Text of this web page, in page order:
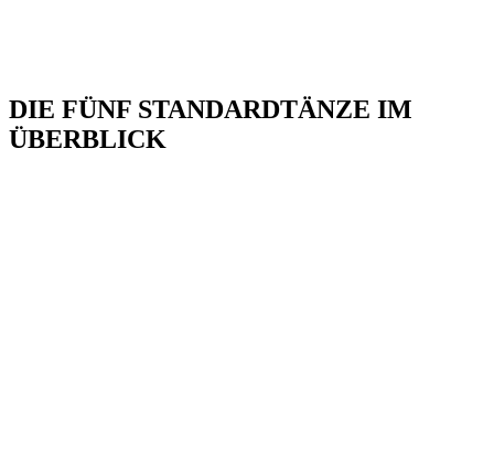
DIE FÜNF STANDARDTÄNZE IM
ÜBERBLICK